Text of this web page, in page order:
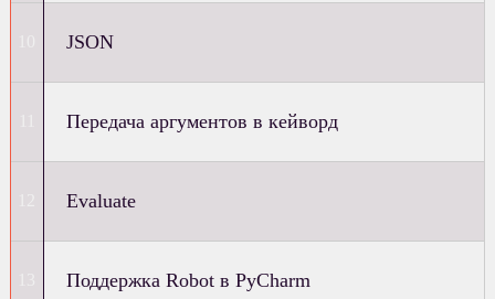
JSON
Передача аргументов в кейворд
Evaluate
Поддержка Robot в PyCharm